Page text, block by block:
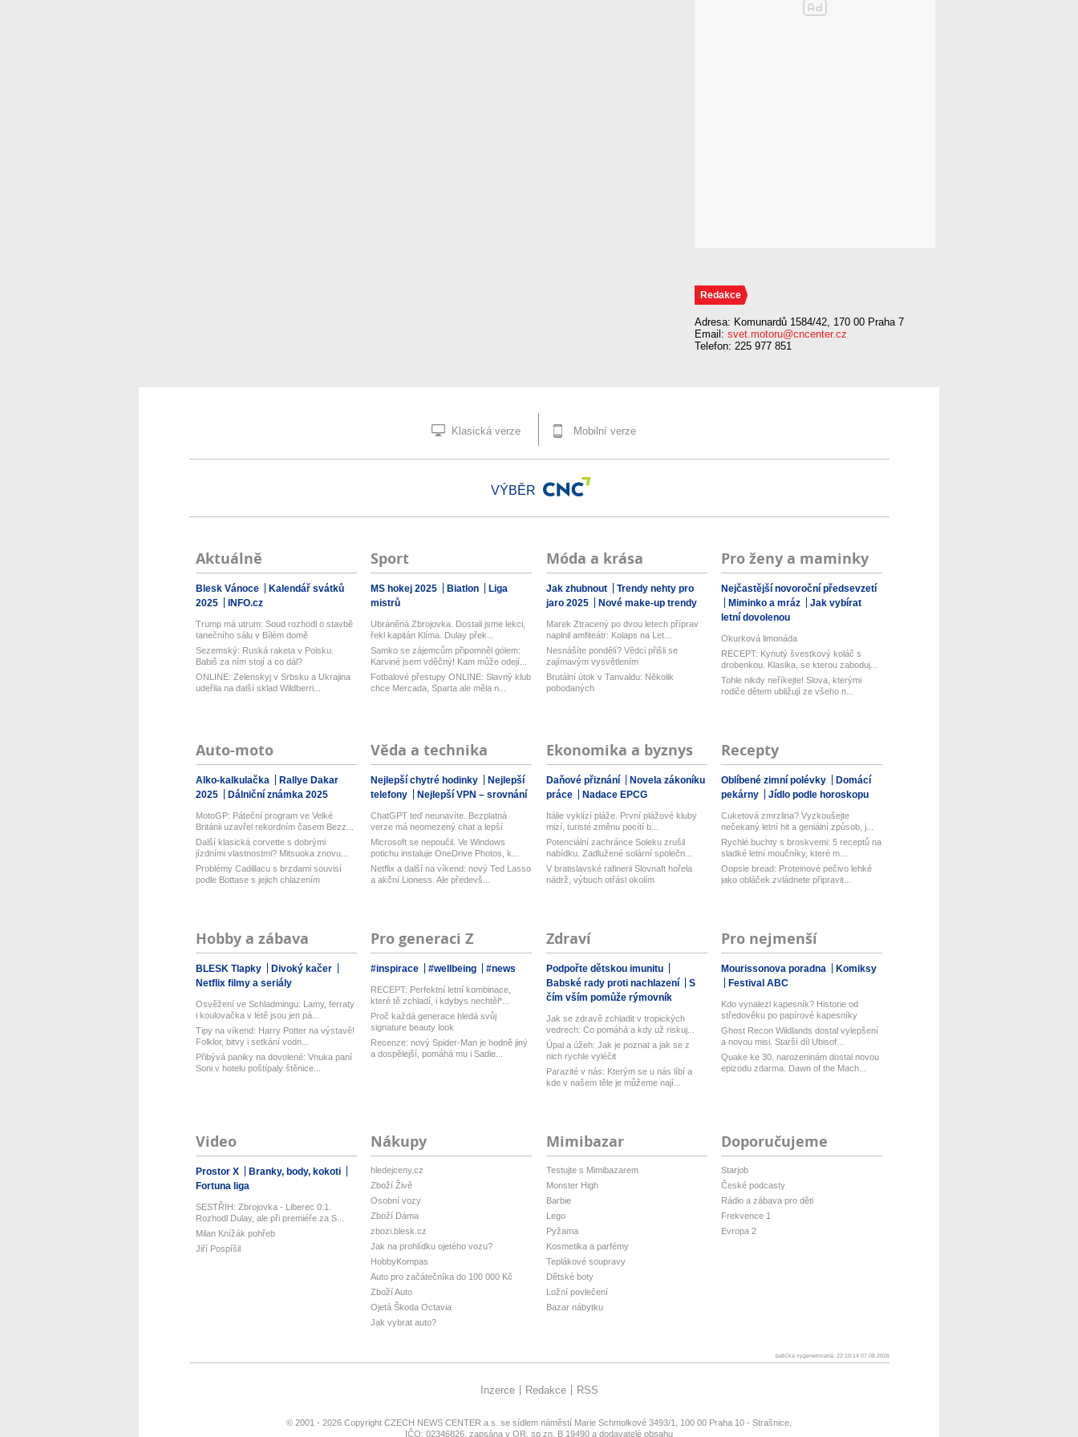
Redakce
Adresa: Komunardů 1584/42, 170 00 Praha 7
Email: svet.motoru@cncenter.cz
Telefon: 225 977 851
Klasická verze Mobilní verze
VÝBĚR
Aktuálně
Blesk Vánoce
Kalendář svátků
2025
INFO.cz
Trump má utrum: Soud rozhodl o stavbě
tanečního sálu v Bílém domě
Sezemský: Ruská raketa v Polsku.
Babiš za ním stojí a co dál?
ONLINE: Zelenskyj v Srbsku a Ukrajina
udeřila na další sklad Wildberri...
Sport
MS hokej 2025 Biatlon
Liga
mistrů
Ubráněná Zbrojovka. Dostali jsme lekci,
řekl kapitán Klíma. Dulay přek...
Samko se zájemcům připomněl gólem:
Karviné jsem vděčný! Kam může odejí...
Fotbalové přestupy ONLINE: Slavný klub
chce Mercada, Sparta ale měla n...
Móda a krása
Jak zhubnout
Trendy nehty pro
jaro 2025
Nové make-up trendy
Marek Ztracený po dvou letech příprav
naplnil amfiteátr: Kolaps na Let...
Nesnášíte pondělí? Vědci přišli se
zajímavým vysvětlením
Brutální útok v Tanvaldu: Několik
pobodaných
Pro ženy a maminky
Nejčastější novoroční předsevzetí
Miminko a mráz
Jak vybírat
letní dovolenou
Okurková limonáda
RECEPT: Kynutý švestkový koláč s
drobenkou. Klasika, se kterou zaboduj...
Tohle nikdy neříkejte! Slova, kterými
rodiče dětem ubližují ze všeho n...
Auto-moto
Alko-kalkulačka
Rallye Dakar
2025
Dálniční známka 2025
MotoGP: Páteční program ve Velké
Británii uzavřel rekordním časem Bezz...
Další klasická corvette s dobrými
jízdními vlastnostmi? Mitsuoka znovu...
Problémy Cadillacu s brzdami souvisí
podle Bottase s jejich chlazením
Věda a technika
Nejlepší chytré hodinky
Nejlepší
telefony
Nejlepší VPN – srovnání
ChatGPT teď neunavíte. Bezplatná
verze má neomezený chat a lepší
model...
Microsoft se nepoučil. Ve Windows
potichu instaluje OneDrive Photos, k...
Netflix a další na víkend: nový Ted Lasso
a akční Lioness. Ale předevš...
Ekonomika a byznys
Daňové přiznání
Novela zákoníku
práce
Nadace EPCG
Itálie vyklízí pláže. První plážové kluby
mizí, turisté změnu pocítí b...
Potenciální zachránce Soleku zrušil
nabídku. Zadlužené solární společn...
V bratislavské rafinerii Slovnaft hořela
nádrž, výbuch otřásl okolím
Recepty
Oblíbené zimní polévky
Domácí
pekárny
Jídlo podle horoskopu
Cuketová zmrzlina? Vyzkoušejte
nečekaný letní hit a geniální způsob, j...
Rychlé buchty s broskvemi: 5 receptů na
sladké letní moučníky, které m...
Oopsie bread: Proteinové pečivo lehké
jako obláček zvládnete připravit...
Hobby a zábava
BLESK Tlapky
Divoký kačer
Netflix filmy a seriály
Osvěžení ve Schladmingu: Lamy, ferraty
i koulovačka v létě jsou jen pá...
Tipy na víkend: Harry Potter na výstavě!
Folklor, bitvy i setkání vodn...
Přibývá paniky na dovolené: Vnuka paní
Soni v hotelu poštípaly štěnice...
Pro generaci Z
#inspirace #wellbeing #news
RECEPT: Perfektní letní kombinace,
které tě zchladí, i kdybys nechtěl*...
Proč každá generace hledá svůj
signature beauty look
Recenze: nový Spider-Man je hodně jiný
a dospělejší, pomáhá mu i Sadie...
Zdraví
Podpořte dětskou imunitu
Babské rady proti nachlazení
S
čím vším pomůže rýmovník
Jak se zdravě zchladit v tropických
vedrech: Co pomáhá a kdy už riskuj...
Úpal a úžeh: Jak je poznat a jak se z
nich rychle vyléčit
Parazité v nás: Kterým se u nás líbí a
kde v našem těle je můžeme nají...
Pro nejmenší
Mourissonova poradna
Komiksy
Festival ABC
Kdo vynalezl kapesník? Historie od
středověku po papírové kapesníky
Ghost Recon Wildlands dostal vylepšení
a novou misi. Starší díl Ubisof...
Quake ke 30. narozeninám dostal novou
epizodu zdarma. Dawn of the Mach...
Video
Prostor X
Branky, body, kokoti
Fortuna liga
SESTŘIH: Zbrojovka - Liberec 0:1.
Rozhodl Dulay, ale při premiéře za S...
Milan Knížák pohřeb
Jiří Pospíšil
Nákupy
hledejceny.cz
Zboží Živě
Osobní vozy
Zboží Dáma
zbozi.blesk.cz
Jak na prohlídku ojetého vozu?
HobbyKompas
Auto pro začátečníka do 100 000 Kč
Zboží Auto
Ojetá Škoda Octavia
Jak vybrat auto?
Mimibazar
Testujte s Mimibazarem
Monster High
Barbie
Lego
Pyžama
Kosmetika a parfémy
Teplákové soupravy
Dětské boty
Ložní povlečení
Bazar nábytku
Doporučujeme
Starjob
České podcasty
Rádio a zábava pro děti
Frekvence 1
Evropa 2
patička vygenerovaná: 22:10:14 07.08.2026
Inzerce Redakce RSS
© 2001 - 2026 Copyright CZECH NEWS CENTER a.s. se sídlem náměstí Marie Schmolkové 3493/1, 100 00 Praha 10 - Strašnice,
IČO: 02346826, zapsána v OR, sp.zn. B 19490 a dodavatelé obsahu